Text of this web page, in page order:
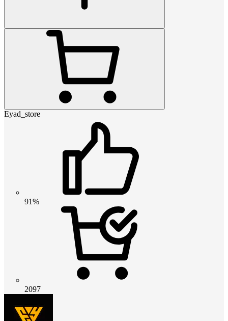
Eyad_store
91%
2097